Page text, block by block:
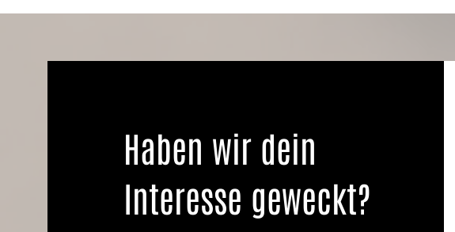
Haben wir dein
Interesse geweckt?